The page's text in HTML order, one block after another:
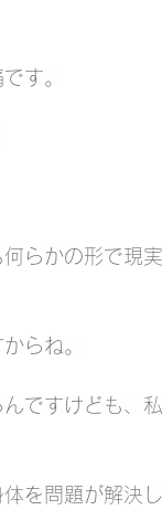
す。
らかの形で現
らね。
ですけども、
を問題が解決